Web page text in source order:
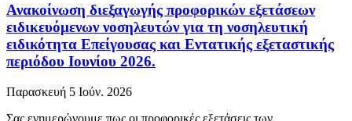
Ανακοίνωση διεξαγωγής προφορικών εξετάσεων
ειδικευόμενων νοσηλευτών για τη νοσηλευτική
ειδικότητα Επείγουσας και Εντατικής εξεταστικής
περιόδου Ιουνίου 2026.
Παρασκευή 5 Ιούν. 2026
Σας ενημερώνουμε πως οι προφορικές εξετάσεις των